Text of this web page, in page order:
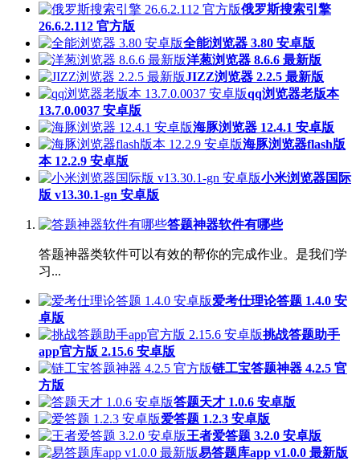
俄罗斯搜索引擎
26.6.2.112 官方版
全能浏览器 3.80 安卓版
洋葱浏览器 8.6.6 最新版
JIZZ浏览器 2.2.5 最新版
qq浏览器老版本
13.7.0.0037 安卓版
海豚浏览器 12.4.1 安卓版
海豚浏览器flash版
本 12.2.9 安卓版
小米浏览器国际
版 v13.30.1-gn 安卓版
答题神器软件有哪些
答题神器类软件可以有效的帮你的完成作业。是我们学
习...
爱考仕理论答题 1.4.0 安
卓版
挑战答题助手
app官方版 2.15.6 安卓版
链工宝答题神器 4.2.5 官
方版
答题天才 1.0.6 安卓版
爱答题 1.2.3 安卓版
王者爱答题 3.2.0 安卓版
易答题库app v1.0.0 最新版